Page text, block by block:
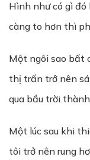
Hình như có gì đó
càng to hơn thì
Một ngôi sao bất
thị trấn trở nên
qua bầu trời
Một lúc sau khi
tôi trở nên rung